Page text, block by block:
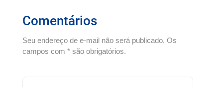
Comentários
Seu endereço de e-mail não será publicado. Os
campos com * são obrigatórios.